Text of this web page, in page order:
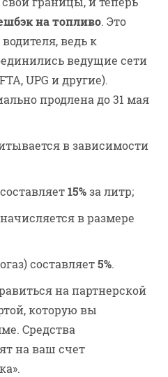
на топливо. Это
ведь к
ведущие сети
UPG и другие).
продлена до 31 мая
в зависимости
составляет15%за литр;
начисляется в размере
составляет5%.
на партнерской
которую вы
Средства
на ваш счет